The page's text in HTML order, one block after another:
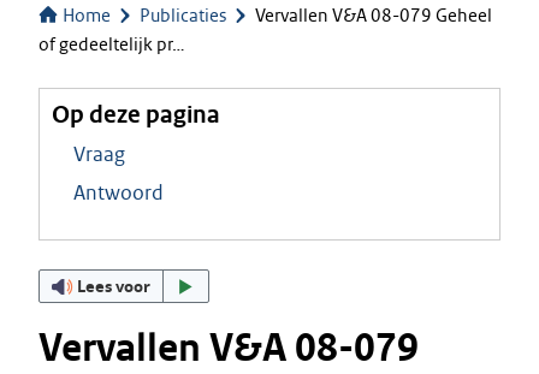
Home Publicaties
Vervallen V&A 08-079 Geheel
of gedeeltelijk pr…
Op deze pagina
Vraag
Antwoord
Lees voor
Vervallen V&A 08-079